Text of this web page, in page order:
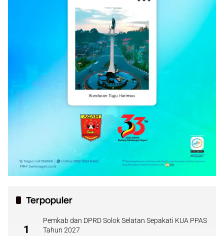
Terpopuler
1
Pemkab dan DPRD Solok Selatan Sepakati KUA PPAS
Tahun 2027